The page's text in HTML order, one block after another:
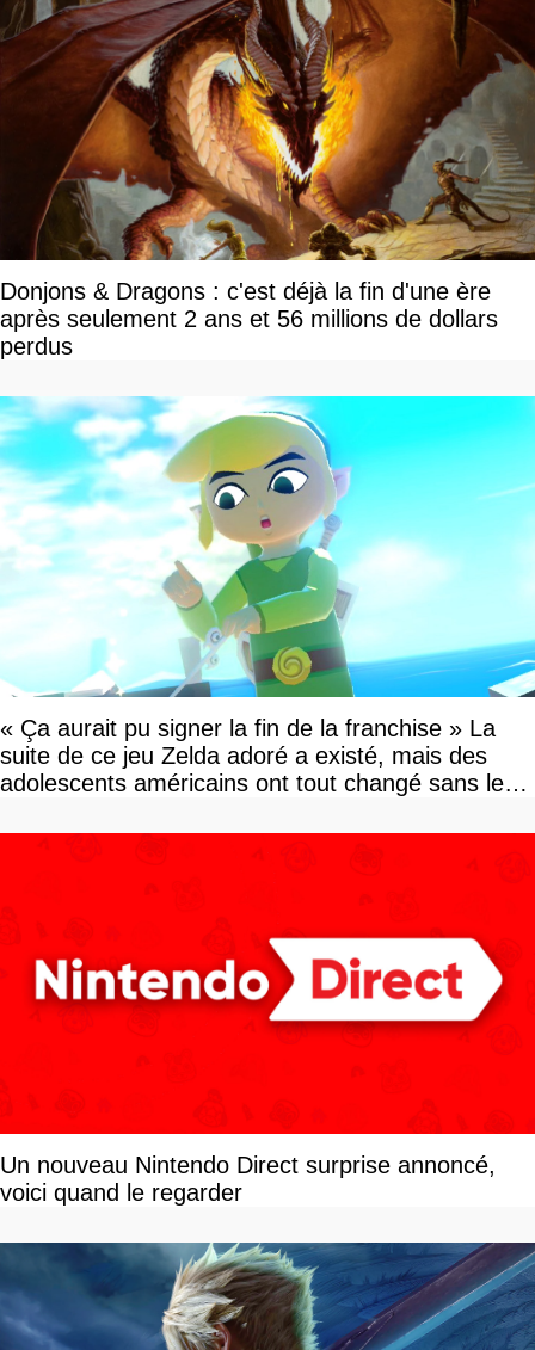
Donjons & Dragons : c'est déjà la fin d'une ère
après seulement 2 ans et 56 millions de dollars
perdus
« Ça aurait pu signer la fin de la franchise » La
suite de ce jeu Zelda adoré a existé, mais des
adolescents américains ont tout changé sans le
Un nouveau Nintendo Direct surprise annoncé,
voici quand le regarder